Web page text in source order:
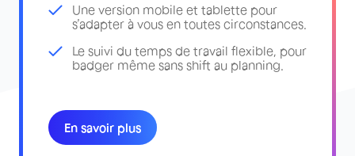
Une version mobile et tablette pour
s’adapter à vous en toutes circonstances.
Le suivi du temps de travail flexible, pour
badger même sans shift au planning.
En savoir plus